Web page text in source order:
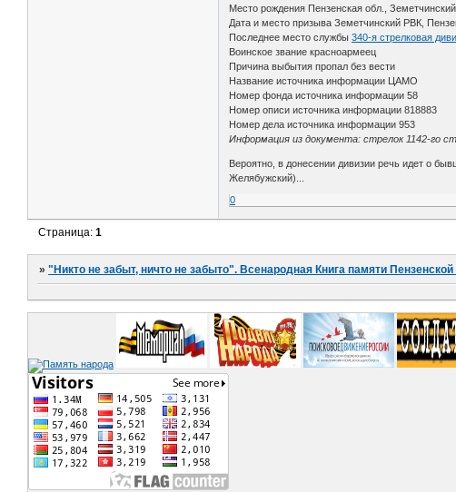
Место рождения Пензенская обл.,
Дата и место призыва Земетчинский РВК,
Последнее место службы340-я стрелковая
Воинское звание красноармеец
Причина выбытия пропал без вести
Название источника информации ЦАМО
Номер фонда источника информации 58
Номер описи источника информации 818883
Номер дела источника информации 953
Информация из документа: стрелок 1142-го
Вероятно, в донесении дивизии речь идет о
Желябужский)...
0
Страница:1
»"Никто не забыт, ничто не забыто". Всенародная Книга памяти Пензенской